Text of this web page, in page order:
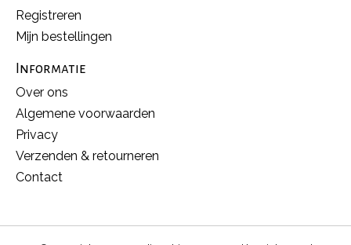
Registreren
Mijn bestellingen
Informatie
Over ons
Algemene voorwaarden
Privacy
Verzenden & retourneren
Contact